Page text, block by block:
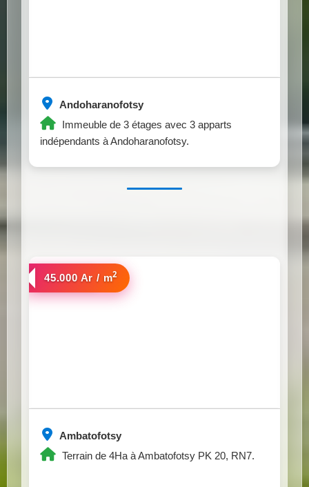
Andoharanofotsy
Immeuble de 3 étages avec 3 apparts
indépendants à Andoharanofotsy.
Ambatofotsy
Terrain de 4Ha à Ambatofotsy PK 20, RN7.
a vendre
45.000 Ar / m2